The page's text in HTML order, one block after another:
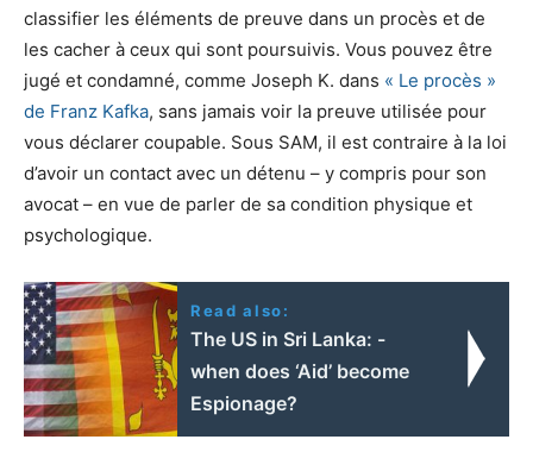
classifier les éléments de preuve dans un procès et de
les cacher à ceux qui sont poursuivis. Vous pouvez être
jugé et condamné, comme Joseph K. dans « Le procès »
de Franz Kafka, sans jamais voir la preuve utilisée pour
vous déclarer coupable. Sous SAM, il est contraire à la loi
d’avoir un contact avec un détenu – y compris pour son
avocat – en vue de parler de sa condition physique et
psychologique.
Read also:
The US in Sri Lanka: -
when does ‘Aid’ become
Espionage?